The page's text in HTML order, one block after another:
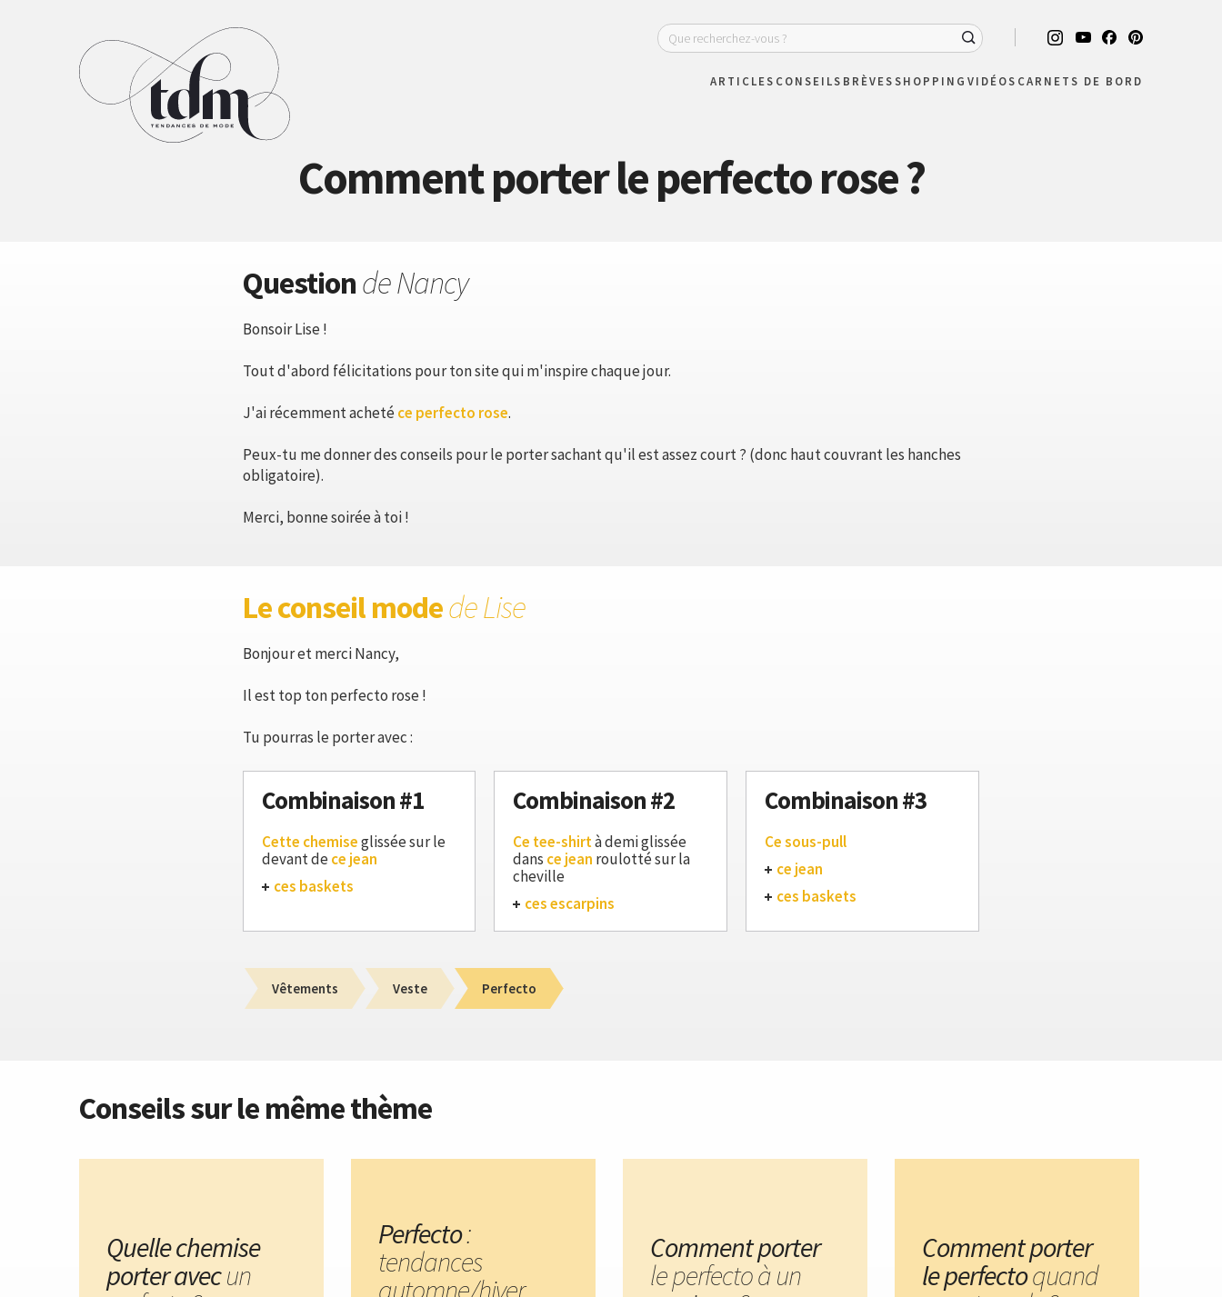
ARTICLES CONSEILS BRÈVESSHOPPING VIDÉOS CARNETS DE BORD
Comment porter le perfecto rose ?
Questionde Nancy
Bonsoir Lise !
Tout d'abord félicitations pour ton site qui m'inspire chaque jour.
J'ai récemment acheté ce perfecto rose.
Peux-tu me donner des conseils pour le porter sachant qu'il est assez court ? (donc haut couvrant les hanches
obligatoire).
Merci, bonne soirée à toi !
Le conseil modede Lise
Bonjour et merci Nancy,
Il est top ton perfecto rose !
Tu pourras le porter avec :
Combinaison #1
Cette chemiseglissée sur le
devant dece jean
ces baskets
Combinaison #2
Ce tee-shirtà demi glissée
dans ce jean roulotté sur la
cheville
ces escarpins
Combinaison #3
Ce sous-pull
ce jean
ces baskets
Vêtements Veste Perfecto
Conseils sur le même thème
Quelle chemise
porter avecun
Perfecto:
tendances
automne/hiver
Comment porter
le perfecto à un
Comment porter
le perfectoquand